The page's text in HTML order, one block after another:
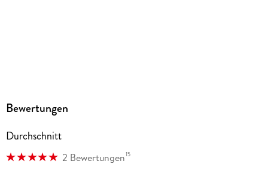
Bewertungen
Durchschnitt
2 Bewertungen15